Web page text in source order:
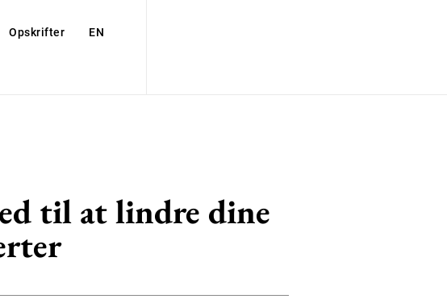
Opskrifter EN
til at lindre dine